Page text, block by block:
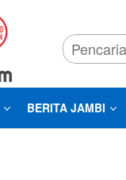
BERITA JAMBI